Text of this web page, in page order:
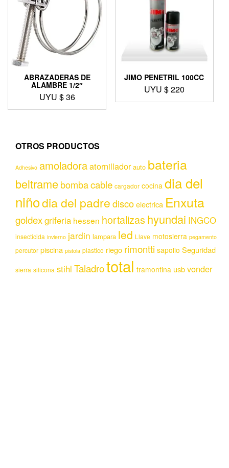
ABRAZADERAS DE
ALAMBRE 1/2″
UYU $36
JIMO PENETRIL 100CC
UYU $220
OTROS PRODUCTOS
Adhesivo amoladoraatornillador auto bateria
beltramebombacable cargador cocina dia del
niñodia del padrediscoelectrica Enxuta
goldexgriferia hessen hortalizas hyundai INGCO
insecticida invierno jardin lampara led Llave motosierra pegamento
percutor piscina pistola plastico riego rimontti sapolio Seguridad
sierra silicona stihl Taladrototal tramontina usbvonder